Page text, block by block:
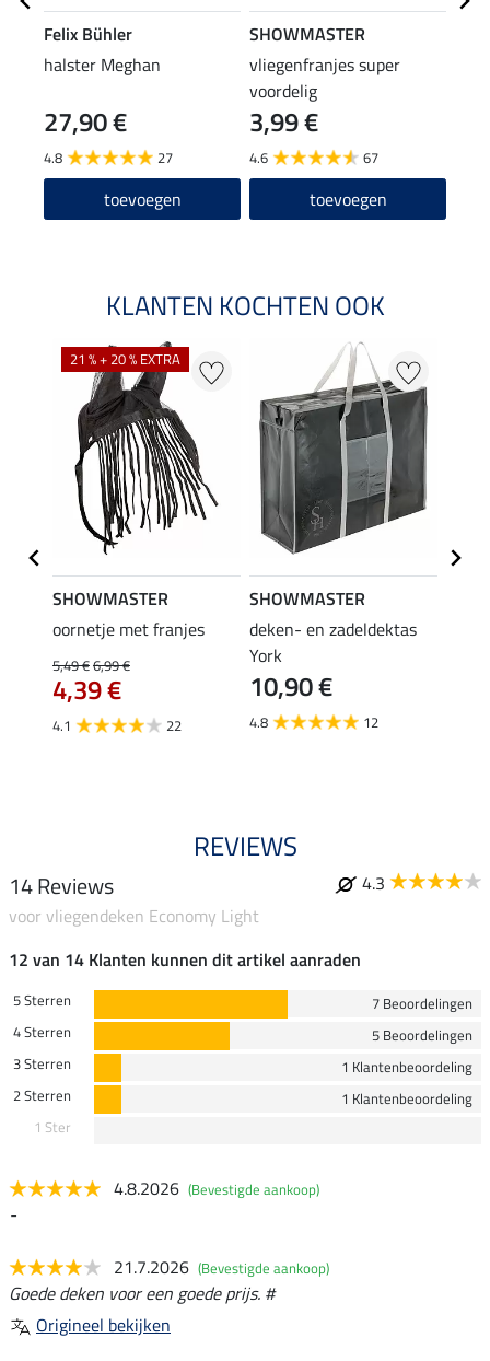
Felix Bühler
halster Meghan
27,90 €
4.8 27
toevoegen
SHOWMASTER
vliegenfranjes super
voordelig
3,99 €
4.6 67
toevoegen
KLANTEN KOCHTEN OOK
21 % + 20 % EXTRA
SHOWMASTER
oornetje met franjes
5,49 €6,99 €
4,39 €
4.1 22
SHOWMASTER
deken- en zadeldektas
York
10,90 €
4.8 12
REVIEWS
14 Reviews
4.3
voor vliegendeken Economy Light
12 van 14 Klanten kunnen dit artikel aanraden
5 Sterren
7 Beoordelingen
4 Sterren
5 Beoordelingen
3 Sterren
1 Klantenbeoordeling
2 Sterren
1 Klantenbeoordeling
1 Ster
4.8.2026 (Bevestigde aankoop)
-
21.7.2026 (Bevestigde aankoop)
Goede deken voor een goede prijs. #
Origineel bekijken